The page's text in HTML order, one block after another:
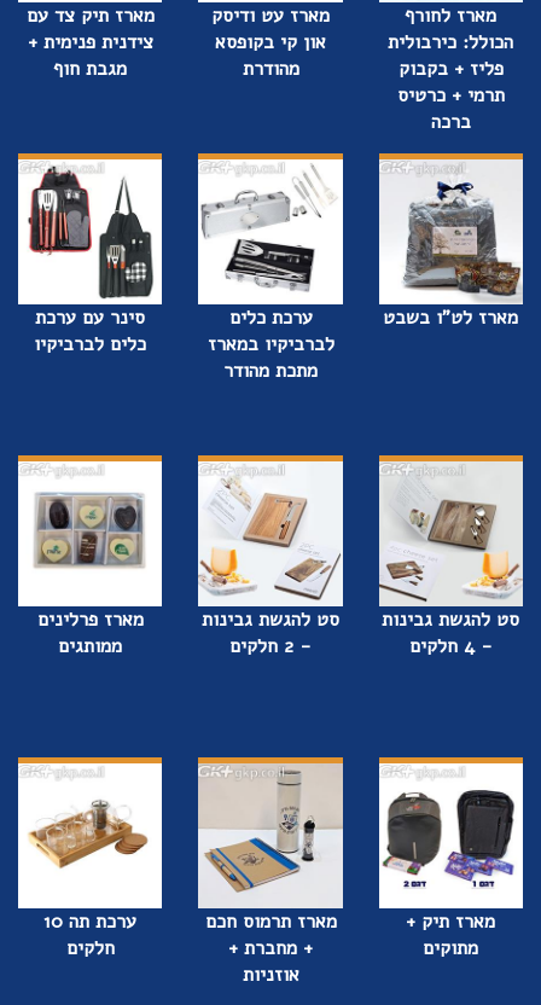
מארז לחורף
הכולל: כירבולית
פליז + בקבוק
תרמי + כרטיס
ברכה
מארז עט ודיסק
און קי בקופסא
מהודרת
מארז תיק צד עם
צידנית פנימית +
מגבת חוף
מארז לט"ו בשבט
ערכת כלים
לברביקיו במארז
מתכת מהודר
סינר עם ערכת
כלים לברביקיו
סט להגשת גבינות
- 4 חלקים
סט להגשת גבינות
- 2 חלקים
מארז פרלינים
ממותגים
מארז תיק +
מתוקים
מארז תרמוס חכם
+ מחברת +
אוזניות
ערכת תה 10
חלקים